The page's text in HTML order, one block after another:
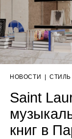
НОВОСТИ СТИЛЬ
Saint
книг в